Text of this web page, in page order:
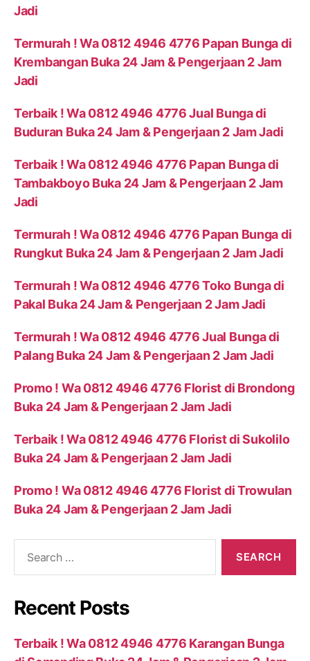
Jadi
Termurah ! Wa 0812 4946 4776 Papan Bunga di
Krembangan Buka 24 Jam & Pengerjaan 2 Jam
Jadi
Terbaik ! Wa 0812 4946 4776 Jual Bunga di
Buduran Buka 24 Jam & Pengerjaan 2 Jam Jadi
Terbaik ! Wa 0812 4946 4776 Papan Bunga di
Tambakboyo Buka 24 Jam & Pengerjaan 2 Jam
Jadi
Termurah ! Wa 0812 4946 4776 Papan Bunga di
Rungkut Buka 24 Jam & Pengerjaan 2 Jam Jadi
Termurah ! Wa 0812 4946 4776 Toko Bunga di
Pakal Buka 24 Jam & Pengerjaan 2 Jam Jadi
Termurah ! Wa 0812 4946 4776 Jual Bunga di
Palang Buka 24 Jam & Pengerjaan 2 Jam Jadi
Promo ! Wa 0812 4946 4776 Florist di Brondong
Buka 24 Jam & Pengerjaan 2 Jam Jadi
Terbaik ! Wa 0812 4946 4776 Florist di Sukolilo
Buka 24 Jam & Pengerjaan 2 Jam Jadi
Promo ! Wa 0812 4946 4776 Florist di Trowulan
Buka 24 Jam & Pengerjaan 2 Jam Jadi
Recent Posts
Terbaik ! Wa 0812 4946 4776 Karangan Bunga